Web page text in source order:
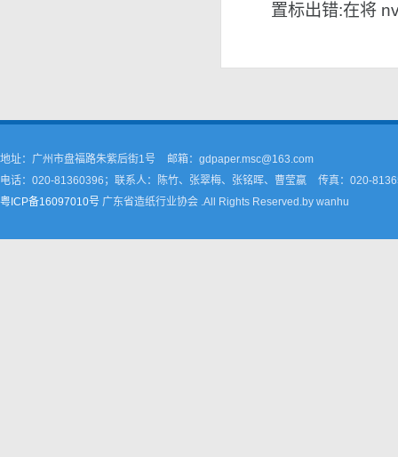
置标出错:在将
地址：广州市盘福路朱紫后街1号
邮箱：gdpaper.msc@163.com
电话：020-81360396；联系人：陈竹、张翠梅、张铭晖、曹莹嬴
传真：020-
粤ICP备16097010号 广东省造纸行业协会 .All Rights Reserved.by wanhu